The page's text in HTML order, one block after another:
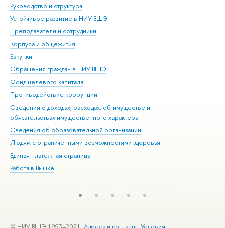
Руководство и структура
Устойчивое развитие в НИУ ВШЭ
Преподаватели и сотрудники
Корпуса и общежития
Закупки
Обращения граждан в НИУ ВШЭ
Фонд целевого капитала
Противодействие коррупции
Сведения о доходах, расходах, об имуществе и
обязательствах имущественного характера
Сведения об образовательной организации
Людям с ограниченными возможностями здоровья
Единая платежная страница
Работа в Вышке